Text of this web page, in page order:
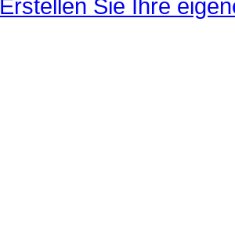
Erstellen Sie Ihre